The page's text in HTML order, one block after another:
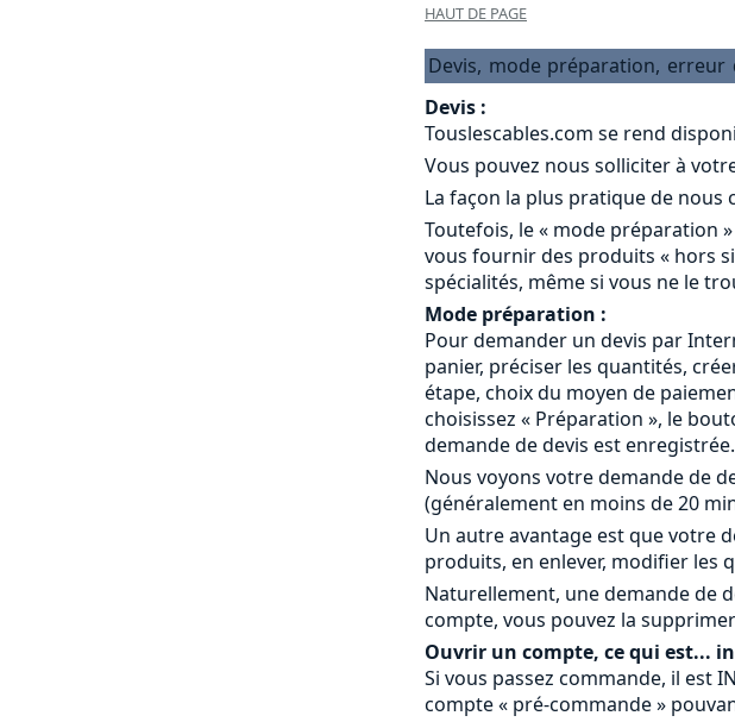
HAUT DE PAGE
Devis, mode préparation, erreur
Devis :
Touslescables.com se rend
Vous pouvez nous solliciter à
La façon la plus pratique de nous
Toutefois, le « mode préparation
vous fournir des produits « hors
spécialités, même si vous ne le
Mode préparation :
Pour demander un devis par
panier, préciser les quantités,
étape, choix du moyen de
choisissez « Préparation », le
demande de devis est enregistrée.
Nous voyons votre demande de
(généralement en moins de 20
Un autre avantage est que votre
produits, en enlever, modifier les
Naturellement, une demande de
compte, vous pouvez la
Ouvrir un compte, ce qui est...
Si vous passez commande, il est
compte « pré-commande »